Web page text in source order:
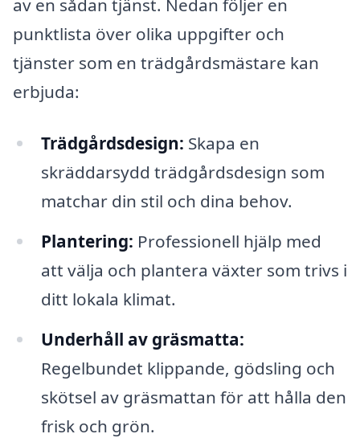
av en sådan tjänst. Nedan följer en
punktlista över olika uppgifter och
tjänster som en trädgårdsmästare kan
erbjuda:
Trädgårdsdesign: Skapa en
skräddarsydd trädgårdsdesign som
matchar din stil och dina behov.
Plantering: Professionell hjälp med
att välja och plantera växter som trivs i
ditt lokala klimat.
Underhåll av gräsmatta:
Regelbundet klippande, gödsling och
skötsel av gräsmattan för att hålla den
frisk och grön.